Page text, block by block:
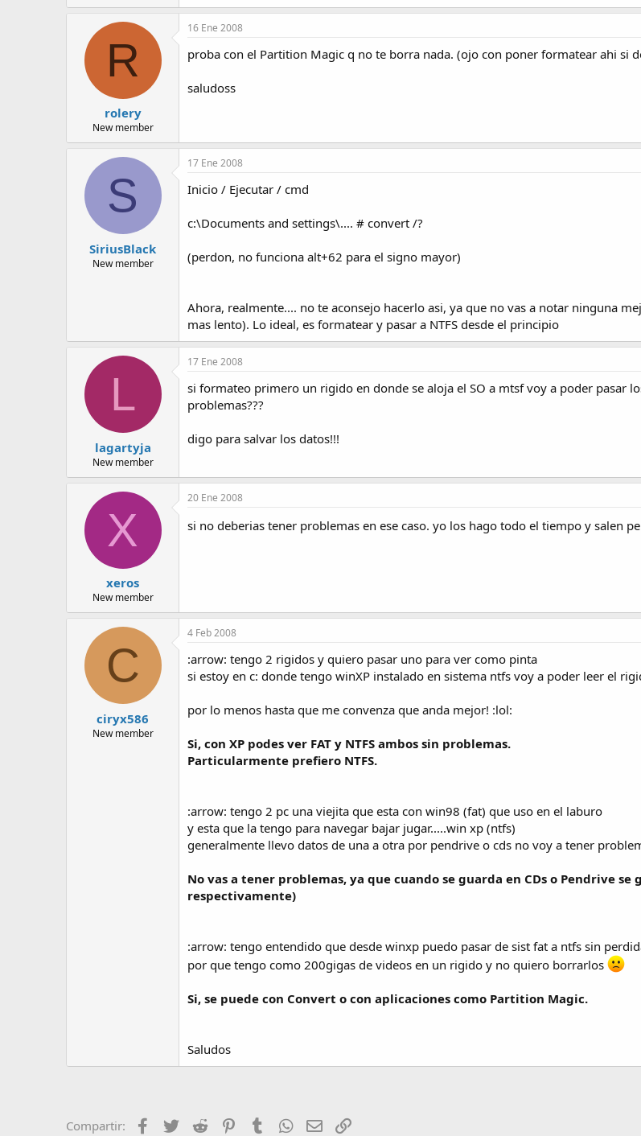
R
rolery
New member
16 Ene 2008
proba con el Partition Magic q no te borra nada. (ojo con poner formatear ahi si
saludoss
S
SiriusBlack
New member
17 Ene 2008
Inicio / Ejecutar / cmd
c:\Documents and settings\.... # convert /?
(perdon, no funciona alt+62 para el signo mayor)
Ahora, realmente.... no te aconsejo hacerlo asi, ya que no vas a notar ninguna
mas lento). Lo ideal, es formatear y pasar a NTFS desde el principio
L
lagartyja
New member
17 Ene 2008
si formateo primero un rigido en donde se aloja el SO a mtsf voy a poder pasar
problemas???
digo para salvar los datos!!!
X
xeros
New member
20 Ene 2008
si no deberias tener problemas en ese caso. yo los hago todo el tiempo y salen
C
ciryx586
New member
4 Feb 2008
:arrow: tengo 2 rigidos y quiero pasar uno para ver como pinta
si estoy en c: donde tengo winXP instalado en sistema ntfs voy a poder leer el
por lo menos hasta que me convenza que anda mejor! :lol:
Si, con XP podes ver FAT y NTFS ambos sin problemas.
Particularmente prefiero NTFS.
:arrow: tengo 2 pc una viejita que esta con win98 (fat) que uso en el laburo
y esta que la tengo para navegar bajar jugar.....win xp (ntfs)
generalmente llevo datos de una a otra por pendrive o cds no voy a tener
No vas a tener problemas, ya que cuando se guarda en CDs o Pendrive se
respectivamente)
:arrow: tengo entendido que desde winxp puedo pasar de sist fat a ntfs sin
por que tengo como 200gigas de videos en un rigido y no quiero borrarlos
Si, se puede con Convert o con aplicaciones como Partition Magic.
Saludos
Compartir: Facebook
Twitter Reddit PinterestTumblrWhatsApp
Email